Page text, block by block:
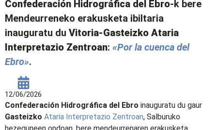
Confederación Hidrográfica del Ebro-k bere
Mendeurreneko erakusketa ibiltaria
inauguratu du Vitoria-Gasteizko Ataria
Interpretazio Zentroan: «Por la cuenca del
Ebro».
12/06/2026
Confederación Hidrográfica del Ebro inauguratu du gaur
Gasteizko Ataria Interpretazio Zentroan, Salburuko
hezeguneen ondoan, bere mendeurrenaren erakusketa